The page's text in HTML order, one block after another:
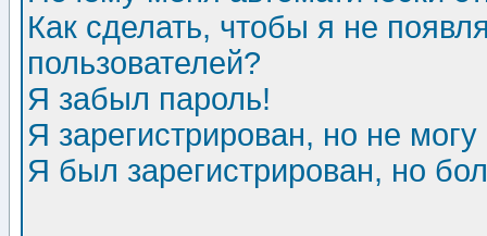
Как сделать, чтобы я не
пользователей?
Я забыл пароль!
Я зарегистрирован, но не могу
Я был зарегистрирован, но